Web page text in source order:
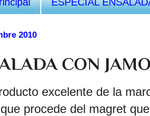
2010
CON
excelente de la
procede del magret